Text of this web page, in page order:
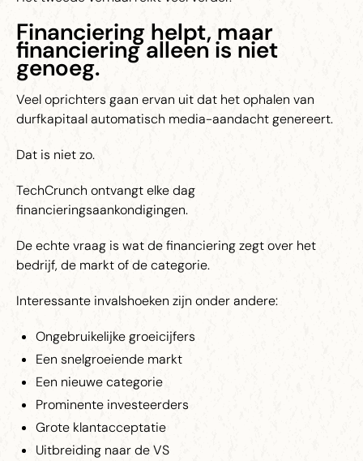
Financiering helpt, maar
financiering alleen is niet
genoeg.
Veel oprichters gaan ervan uit dat het ophalen van
durfkapitaal automatisch media-aandacht genereert.
Dat is niet zo.
TechCrunch ontvangt elke dag
financieringsaankondigingen.
De echte vraag is wat de financiering zegt over het
bedrijf, de markt of de categorie.
Interessante invalshoeken zijn onder andere:
Ongebruikelijke groeicijfers
Een snelgroeiende markt
Een nieuwe categorie
Prominente investeerders
Grote klantacceptatie
Uitbreiding naar de VS